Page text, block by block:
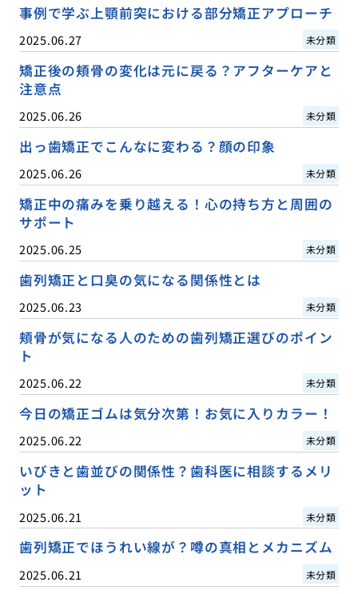
事例で学ぶ上顎前突における部分矯正アプローチ
2025.06.27 未分類
矯正後の頬骨の変化は元に戻る？アフターケアと
注意点
2025.06.26 未分類
出っ歯矯正でこんなに変わる？顔の印象
2025.06.26 未分類
矯正中の痛みを乗り越える！心の持ち方と周囲の
サポート
2025.06.25 未分類
歯列矯正と口臭の気になる関係性とは
2025.06.23 未分類
頬骨が気になる人のための歯列矯正選びのポイン
ト
2025.06.22 未分類
今日の矯正ゴムは気分次第！お気に入りカラー！
2025.06.22 未分類
いびきと歯並びの関係性？歯科医に相談するメリ
ット
2025.06.21 未分類
歯列矯正でほうれい線が？噂の真相とメカニズム
2025.06.21 未分類